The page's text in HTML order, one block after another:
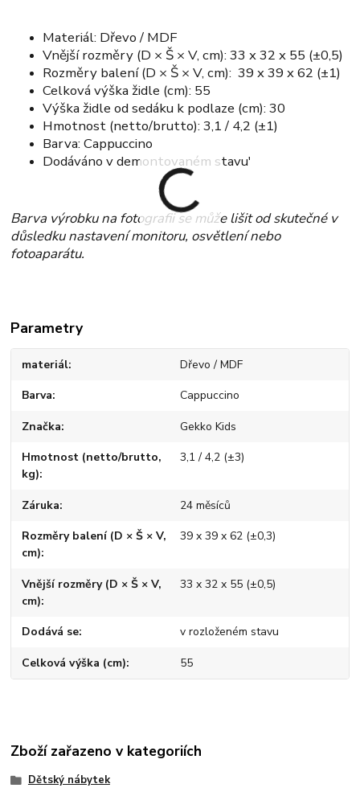
Materiál: Dřevo / MDF
Vnější rozměry (D × Š × V, cm): 33 x 32 x 55 (±0,5)
Rozměry balení (D × Š × V, cm): 39 x 39 x 62 (±1)
Celková výška židle (cm): 55
Výška židle od sedáku k podlaze (cm): 30
Hmotnost (netto/brutto): 3,1 / 4,2 (±1)
Barva: Cappuccino
Dodáváno v demontovaném stavu'
Barva výrobku na fotografii se může lišit od skutečné v
důsledku nastavení monitoru, osvětlení nebo
fotoaparátu.
Parametry
materiál Dřevo / MDF
Barva Cappuccino
Značka Gekko Kids
Hmotnost (netto/brutto,
kg)
3,1 / 4,2 (±3)
Záruka 24 měsíců
Rozměry balení (D × Š × V,
cm)
39 x 39 x 62 (±0,3)
Vnější rozměry (D × Š × V,
cm)
33 x 32 x 55 (±0,5)
Dodává se v rozloženém stavu
Celková výška (cm) 55
Zboží zařazeno v kategoriích
Dětský nábytek